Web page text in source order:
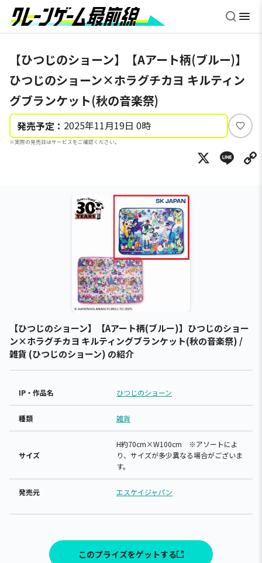
【ひつじのショーン】【Aアート柄(ブルー)】
ひつじのショーン×ホラグチカヨ キルティン
グブランケット(秋の音楽祭)
発売予定： 2025年11月19日 0時
※実際の発売日はサービスをご確認ください。
い
ね
X
【ひつじのショーン】【Aアート柄(ブルー)】ひつじのショー
ン×ホラグチカヨ キルティングブランケット(秋の音楽祭) /
雑貨 (ひつじのショーン) の紹介
IP・作品名 ひつじのショーン
種類 雑貨
サイズ
H約70cm×W100cm ※アソートによ
り、サイズが多少異なる場合がございま
す。
発売元 エスケイジャパン
このプライズをゲットする